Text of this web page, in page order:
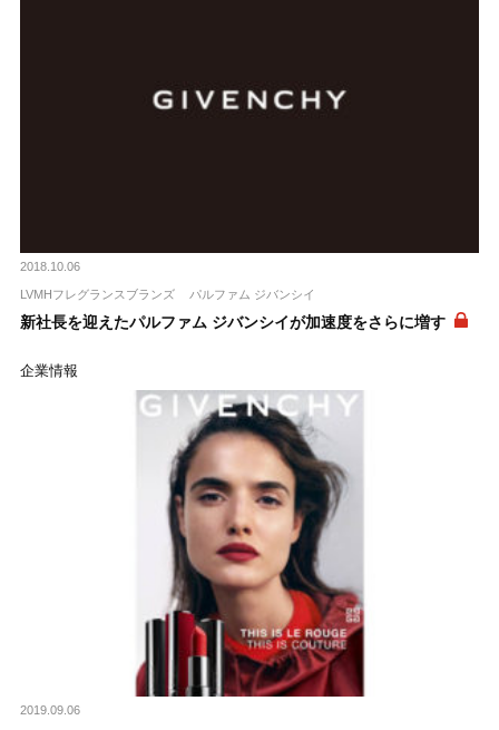
2018.10.06
LVMHフレグランスブランズ パルファム ジバンシイ
新社長を迎えたパルファム ジバンシイが加速度をさらに増す
企業情報
2019.09.06